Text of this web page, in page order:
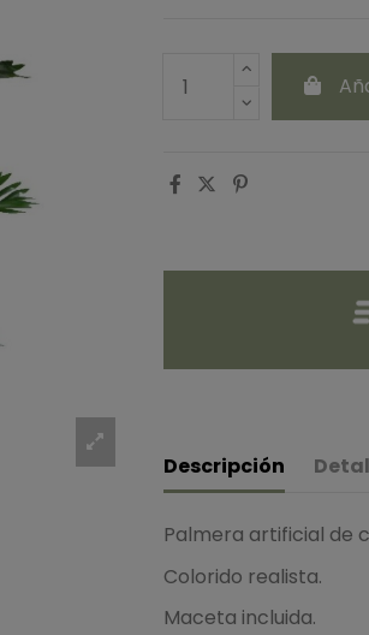
Descripción
Palmera artificial de
Colorido realista.
Maceta incluida.